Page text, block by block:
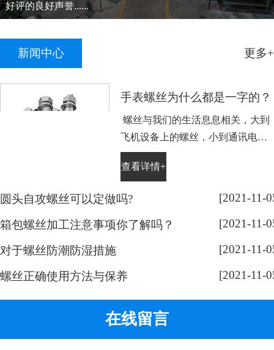
好评的良好声誉......
新闻中心 更多+
手表螺丝为什么都是一字的？
螺丝与我们的生活息息相关，大到
飞机设备上的螺丝，小到通讯电子
设备手表上的小螺丝。不知道大家
平时有没有留意，手表螺丝大部分
奇，跟随小编脚步来带大家了解一
下： 手表螺丝属于精密螺丝，之所
工方式决定的。手表精密螺丝，是
采用车加工出来的，头部...
查看详情+
圆头自攻螺丝可以定做吗? [2021-11-
箱包螺丝加工注意事项你了解吗？ [2021-11-
对于螺丝防潮防湿措施 [2021-11-
螺丝正确使用方法与保养 [2021-11-
在线留言